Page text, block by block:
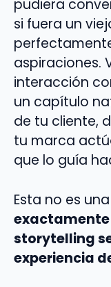
pudiera
si fuera un
aspiraciones.
interacción
un capítulo
de tu cliente,
tu marca
que lo guía
Esta no es
exactamente
storytelling
experiencia